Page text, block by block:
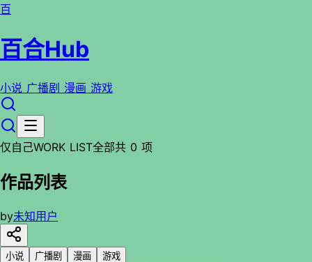
百
百合Hub
小说 广播剧 漫画 游戏
仅自己WORK LIST全部共 0 项
作品列表
by未知用户
小说 广播剧 漫画
游戏